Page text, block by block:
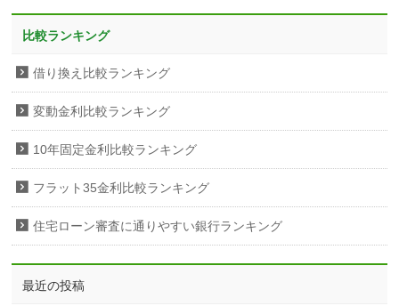
比較ランキング
借り換え比較ランキング
変動金利比較ランキング
10年固定金利比較ランキング
フラット35金利比較ランキング
住宅ローン審査に通りやすい銀行ランキング
最近の投稿